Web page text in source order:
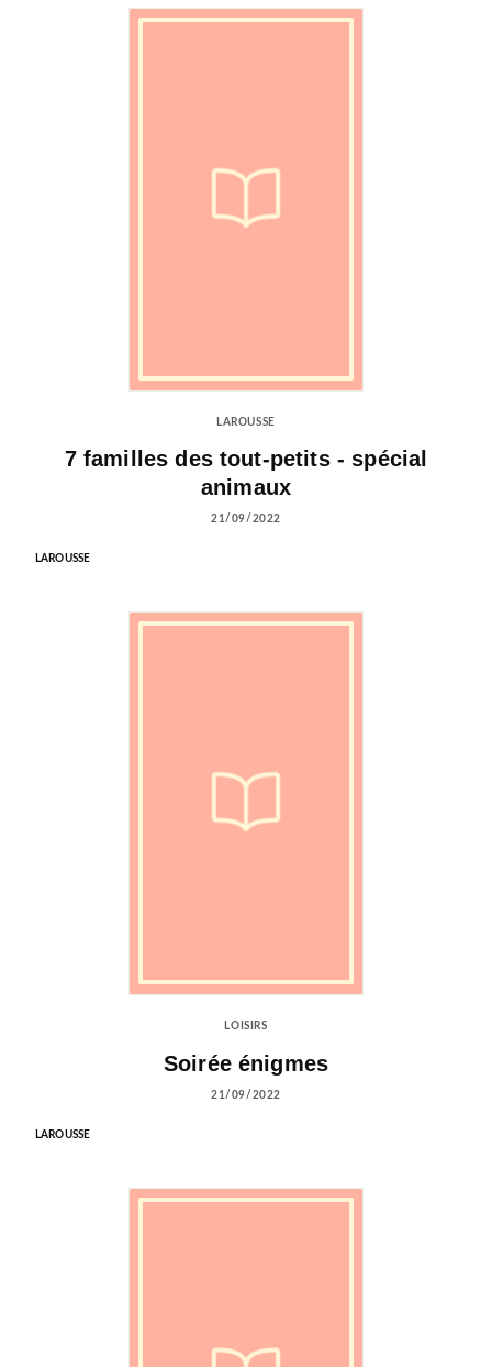
LAROUSSE
7 familles des tout-petits - spécial
animaux
21/09/2022
LAROUSSE
LOISIRS
Soirée énigmes
21/09/2022
LAROUSSE